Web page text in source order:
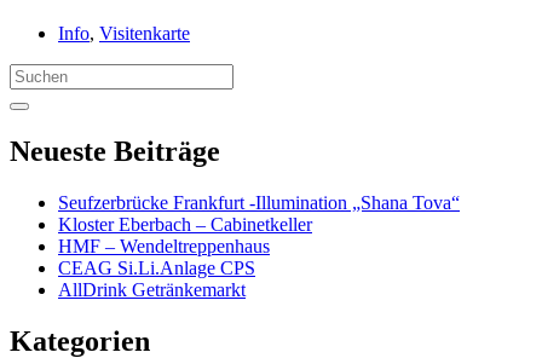
Info, Visitenkarte
Search
for:
Neueste Beiträge
Seufzerbrücke Frankfurt -Illumination „Shana Tova“
Kloster Eberbach – Cabinetkeller
HMF – Wendeltreppenhaus
CEAG Si.Li.Anlage CPS
AllDrink Getränkemarkt
Kategorien